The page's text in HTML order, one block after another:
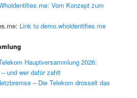
Vom Konzept zum
Link to demo.whoidentifies.me
Hauptversammlung 2026:
und wer dafür zahlt
– Die Telekom drosselt das